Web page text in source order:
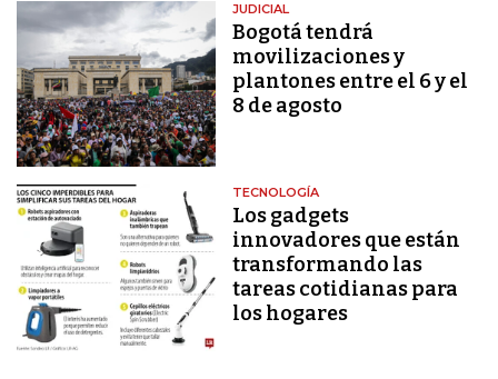
JUDICIAL
Bogotá tendrá
movilizaciones y
plantones entre el 6 y el
8 de agosto
TECNOLOGÍA
Los gadgets
innovadores que están
transformando las
tareas cotidianas para
los hogares